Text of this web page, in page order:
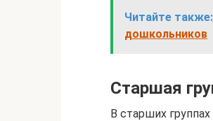
Читайте также:
дошкольников
Старшая
В старших